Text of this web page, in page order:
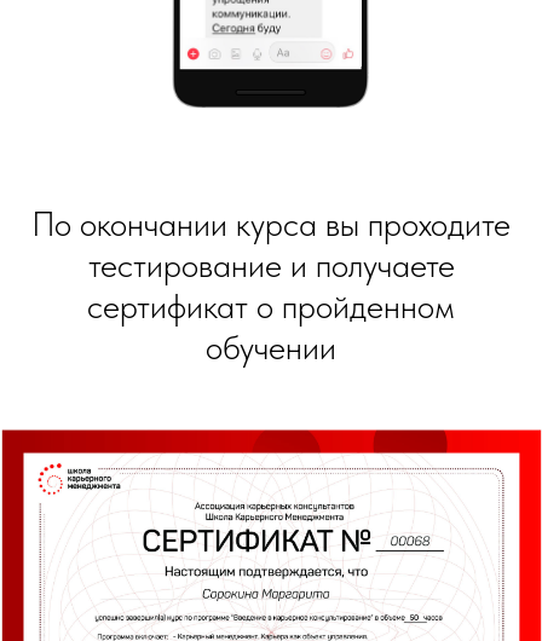
По окончании курса вы проходите
тестирование и получаете
сертификат о пройденном
обучении